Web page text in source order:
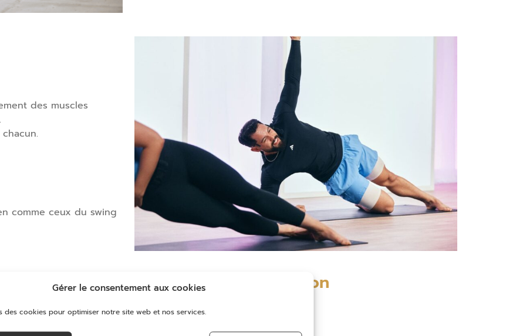
Gérer le consentement aux cookies
des cookies pour optimiser notre site web et nos services.
des muscles
comme ceux du swing
Relaxation & Méditation
1 heure – 20€